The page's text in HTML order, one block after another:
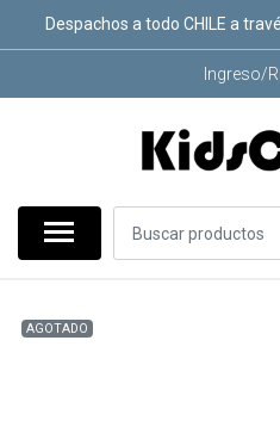
Despachos a todo CHILE a
Ingreso/
AGOTADO